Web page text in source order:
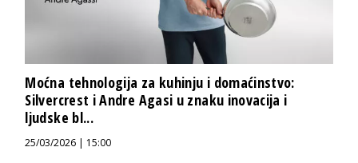
Moćna tehnologija za kuhinju i domaćinstvo:
Silvercrest i Andre Agasi u znaku inovacija i
ljudske bl...
25/03/2026 | 15:00